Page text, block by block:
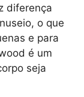
diferença
o que
e para
é um
seja